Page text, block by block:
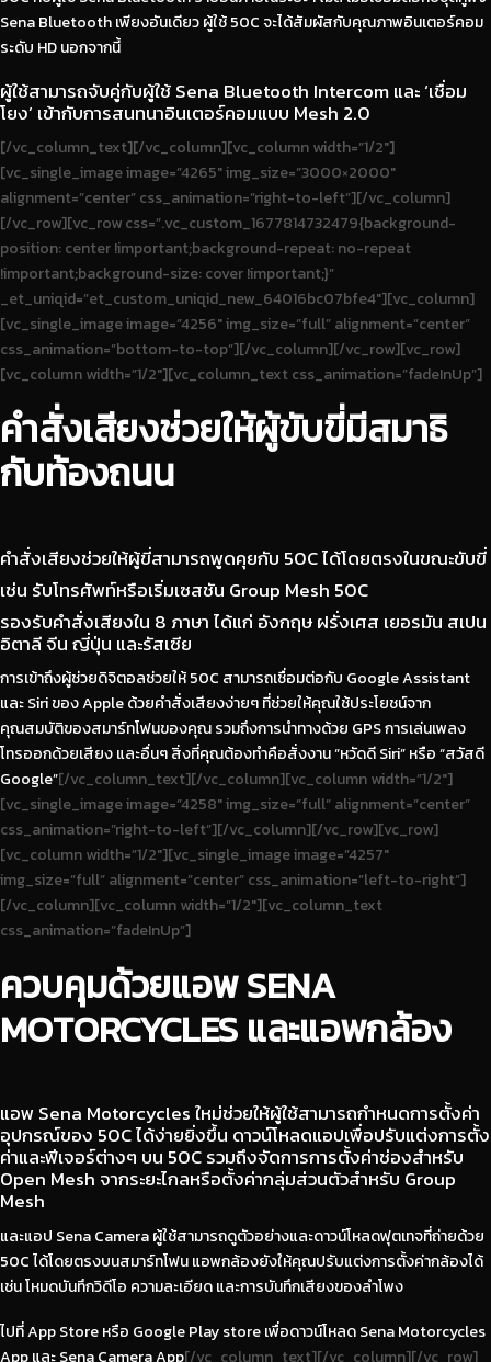
Sena Bluetooth เพียงอันเดียว ผู้ใช้ 50C จะได้สัมผัสกับคุณภาพอินเตอร์คอม
ระดับ HD นอกจากนี้
ผู้ใช้สามารถจับคู่กับผู้ใช้ Sena Bluetooth Intercom และ ‘เชื่อม
โยง’ เข้ากับการสนทนาอินเตอร์คอมแบบ Mesh 2.0
[/vc_column_text][/vc_column][vc_column width=”1/2″]
[vc_single_image image=”4265″ img_size=”3000×2000″
alignment=”center” css_animation=”right-to-left”][/vc_column]
[/vc_row][vc_row css=”.vc_custom_1677814732479{background-
position: center !important;background-repeat: no-repeat
!important;background-size: cover !important;}”
_et_uniqid=”et_custom_uniqid_new_64016bc07bfe4″][vc_column]
[vc_single_image image=”4256″ img_size=”full” alignment=”center”
css_animation=”bottom-to-top”][/vc_column][/vc_row][vc_row]
[vc_column width=”1/2″][vc_column_text css_animation=”fadeInUp”]
คำสั่งเสียงช่วยให้ผู้ขับขี่มีสมาธิ
กับท้องถนน
คำสั่งเสียงช่วยให้ผู้ขี่สามารถพูดคุยกับ 50C ได้โดยตรงในขณะขับขี่
เช่น รับโทรศัพท์หรือเริ่มเซสชัน Group Mesh 50C
รองรับคำสั่งเสียงใน 8 ภาษา ได้แก่ อังกฤษ ฝรั่งเศส เยอรมัน สเปน
อิตาลี จีน ญี่ปุ่น และรัสเซีย
การเข้าถึงผู้ช่วยดิจิตอลช่วยให้ 50C สามารถเชื่อมต่อกับ Google Assistant
และ Siri ของ Apple ด้วยคำสั่งเสียงง่ายๆ ที่ช่วยให้คุณใช้ประโยชน์จาก
คุณสมบัติของสมาร์ทโฟนของคุณ รวมถึงการนำทางด้วย GPS การเล่นเพลง
โทรออกด้วยเสียง และอื่นๆ สิ่งที่คุณต้องทำคือสั่งงาน “หวัดดี Siri” หรือ “สวัสดี
Google”[/vc_column_text][/vc_column][vc_column width=”1/2″]
[vc_single_image image=”4258″ img_size=”full” alignment=”center”
css_animation=”right-to-left”][/vc_column][/vc_row][vc_row]
[vc_column width=”1/2″][vc_single_image image=”4257″
img_size=”full” alignment=”center” css_animation=”left-to-right”]
[/vc_column][vc_column width=”1/2″][vc_column_text
css_animation=”fadeInUp”]
ควบคุมด้วยแอพ SENA
MOTORCYCLES และแอพกล้อง
แอพ Sena Motorcycles ใหม่ช่วยให้ผู้ใช้สามารถกำหนดการตั้งค่า
อุปกรณ์ของ 50C ได้ง่ายยิ่งขึ้น ดาวน์โหลดแอปเพื่อปรับแต่งการตั้ง
ค่าและฟีเจอร์ต่างๆ บน 50C รวมถึงจัดการการตั้งค่าช่องสำหรับ
Open Mesh จากระยะไกลหรือตั้งค่ากลุ่มส่วนตัวสำหรับ Group
Mesh
และแอป Sena Camera ผู้ใช้สามารถดูตัวอย่างและดาวน์โหลดฟุตเทจที่ถ่ายด้วย
50C ได้โดยตรงบนสมาร์ทโฟน แอพกล้องยังให้คุณปรับแต่งการตั้งค่ากล้องได้
เช่น โหมดบันทึกวิดีโอ ความละเอียด และการบันทึกเสียงของลำโพง
ไปที่ App Store หรือ Google Play store เพื่อดาวน์โหลด Sena Motorcycles
App และ Sena Camera App[/vc_column_text][/vc_column][/vc_row]